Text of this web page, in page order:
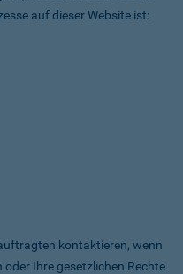
auf dieser Website ist:
kontaktieren, wenn
oder Ihre gesetzlichen Rechte